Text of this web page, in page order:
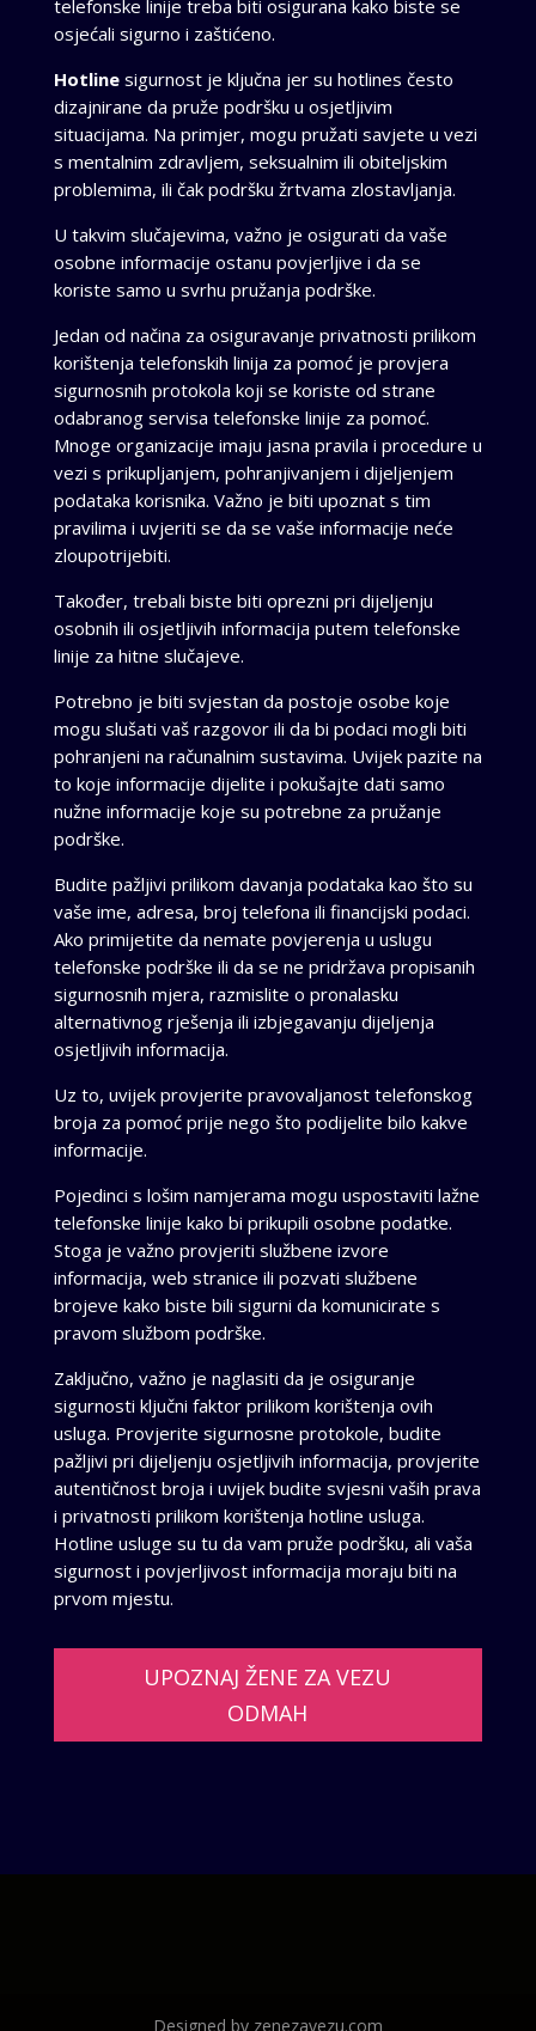
telefonske linije treba biti osigurana kako biste se
osjećali sigurno i zaštićeno.
Hotlinesigurnost je ključna jer su hotlines često
dizajnirane da pruže podršku u osjetljivim
situacijama. Na primjer, mogu pružati savjete u vezi
s mentalnim zdravljem, seksualnim ili obiteljskim
problemima, ili čak podršku žrtvama zlostavljanja.
U takvim slučajevima, važno je osigurati da vaše
osobne informacije ostanu povjerljive i da se
koriste samo u svrhu pružanja podrške.
Jedan od načina za osiguravanje privatnosti prilikom
korištenja telefonskih linija za pomoć je provjera
sigurnosnih protokola koji se koriste od strane
odabranog servisa telefonske linije za pomoć.
Mnoge organizacije imaju jasna pravila i procedure u
vezi s prikupljanjem, pohranjivanjem i dijeljenjem
podataka korisnika. Važno je biti upoznat s tim
pravilima i uvjeriti se da se vaše informacije neće
zloupotrijebiti.
Također, trebali biste biti oprezni pri dijeljenju
osobnih ili osjetljivih informacija putem telefonske
linije za hitne slučajeve.
Potrebno je biti svjestan da postoje osobe koje
mogu slušati vaš razgovor ili da bi podaci mogli biti
pohranjeni na računalnim sustavima. Uvijek pazite na
to koje informacije dijelite i pokušajte dati samo
nužne informacije koje su potrebne za pružanje
podrške.
Budite pažljivi prilikom davanja podataka kao što su
vaše ime, adresa, broj telefona ili financijski podaci.
Ako primijetite da nemate povjerenja u uslugu
telefonske podrške ili da se ne pridržava propisanih
sigurnosnih mjera, razmislite o pronalasku
alternativnog rješenja ili izbjegavanju dijeljenja
osjetljivih informacija.
Uz to, uvijek provjerite pravovaljanost telefonskog
broja za pomoć prije nego što podijelite bilo kakve
informacije.
Pojedinci s lošim namjerama mogu uspostaviti lažne
telefonske linije kako bi prikupili osobne podatke.
Stoga je važno provjeriti službene izvore
informacija, web stranice ili pozvati službene
brojeve kako biste bili sigurni da komunicirate s
pravom službom podrške.
Zaključno, važno je naglasiti da je osiguranje
sigurnosti ključni faktor prilikom korištenja ovih
usluga. Provjerite sigurnosne protokole, budite
pažljivi pri dijeljenju osjetljivih informacija, provjerite
autentičnost broja i uvijek budite svjesni vaših prava
i privatnosti prilikom korištenja hotline usluga.
Hotline usluge su tu da vam pruže podršku, ali vaša
sigurnost i povjerljivost informacija moraju biti na
prvom mjestu.
UPOZNAJ ŽENE ZA VEZU
ODMAH
Designed by zenezavezu.com